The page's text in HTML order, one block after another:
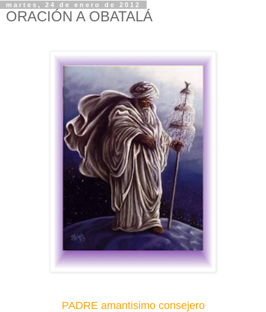
martes, 24 de enero de 2012
ORACIÓN A OBATALÁ
PADRE amantisimo consejero